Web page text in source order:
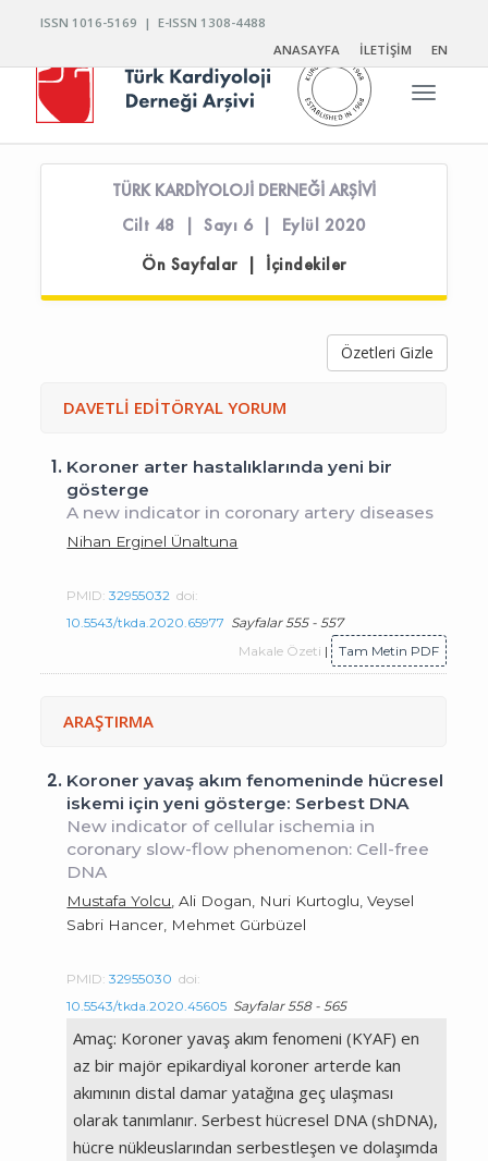
ISSN 1016-5169 | E-ISSN 1308-4488
ANASAYFA
İLETİŞİM EN
Toggle
TÜRK KARDİYOLOJİ DERNEĞİ ARŞİVİ
Cilt 48 | Sayı 6 | Eylül 2020
Ön Sayfalar | İçindekiler
Özetleri Gizle
DAVETLİ EDİTÖRYAL YORUM
1. Koroner arter hastalıklarında yeni bir
gösterge
A new indicator in coronary artery diseases
Nihan Erginel Ünaltuna
PMID:32955032 doi:
10.5543/tkda.2020.65977 Sayfalar 555 - 557
Makale Özeti | Tam Metin PDF
ARAŞTIRMA
2. Koroner yavaş akım fenomeninde hücresel
iskemi için yeni gösterge: Serbest DNA
New indicator of cellular ischemia in
coronary slow-flow phenomenon: Cell-free
DNA
Mustafa Yolcu , Ali Dogan, Nuri Kurtoglu, Veysel
Sabri Hancer, Mehmet Gürbüzel
PMID:32955030 doi:
10.5543/tkda.2020.45605 Sayfalar 558 - 565
Amaç: Koroner yavaş akım fenomeni (KYAF) en
az bir majör epikardiyal koroner arterde kan
akımının distal damar yatağına geç ulaşması
olarak tanımlanır. Serbest hücresel DNA (shDNA),
hücre nükleuslarından serbestleşen ve dolaşımda